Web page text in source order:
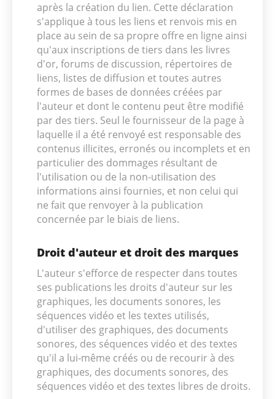
après la création du lien. Cette déclaration
s'applique à tous les liens et renvois mis en
place au sein de sa propre offre en ligne ainsi
qu'aux inscriptions de tiers dans les livres
d'or, forums de discussion, répertoires de
liens, listes de diffusion et toutes autres
formes de bases de données créées par
l'auteur et dont le contenu peut être modifié
par des tiers. Seul le fournisseur de la page à
laquelle il a été renvoyé est responsable des
contenus illicites, erronés ou incomplets et en
particulier des dommages résultant de
l'utilisation ou de la non-utilisation des
informations ainsi fournies, et non celui qui
ne fait que renvoyer à la publication
concernée par le biais de liens.
Droit d'auteur et droit des marques
L'auteur s'efforce de respecter dans toutes
ses publications les droits d'auteur sur les
graphiques, les documents sonores, les
séquences vidéo et les textes utilisés,
d'utiliser des graphiques, des documents
sonores, des séquences vidéo et des textes
qu'il a lui-même créés ou de recourir à des
graphiques, des documents sonores, des
séquences vidéo et des textes libres de droits.